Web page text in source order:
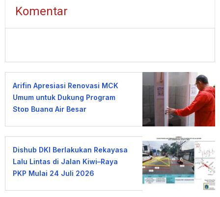
Komentar
Arifin Apresiasi Renovasi MCK
Umum untuk Dukung Program
Stop Buang Air Besar
Dishub DKI Berlakukan Rekayasa
Lalu Lintas di Jalan Kiwi–Raya
PKP Mulai 24 Juli 2026